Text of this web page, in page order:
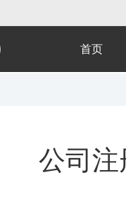
首页
公司